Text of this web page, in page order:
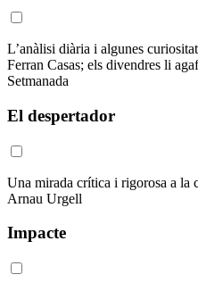
L’anàlisi diària i algunes
Ferran Casas; els divendres li
Setmanada
El despertador
Una mirada crítica i rigorosa a la
Arnau Urgell
Impacte